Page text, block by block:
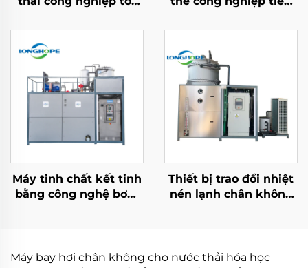
ZLD chân không nồng
xử lý nước thải
Máy tinh chất kết tinh
bằng công nghệ bơm
Thiết bị trao đổi nhiệt
nén lạnh chân không
Máy bay hơi chân không cho nước thải hóa học